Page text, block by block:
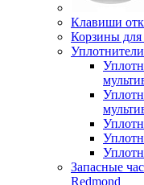
Клавиши
Корзины для
Запасные
Redmond